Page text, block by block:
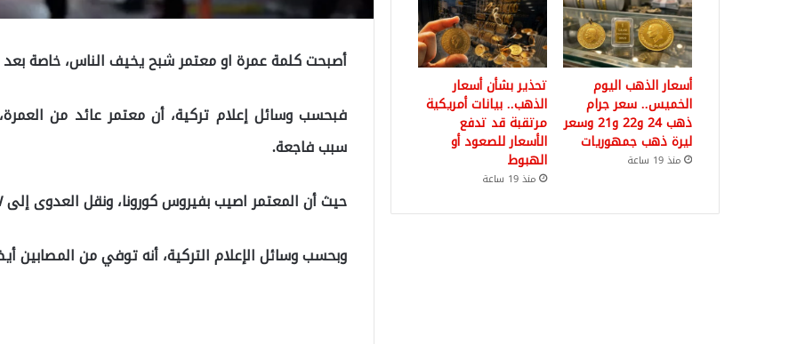
أصبحت كلمة عمرة او معتمر شبح يخيف الناس، خاصة
فبحسب وسائل إعلام تركية، أن معتمر عائد من
سبب فاجعة.
حيث أن المعتمر اصيب بفيروس كورونا، ونقل العدوى إلى ٢٥٧ شخصاً معظمهم من أقربائه ومعارفه.
وبحسب وسائل الإعلام التركية، أنه توفي من المصابين أيضاً ٥ أشخاص ومنهم والد المعتمر وعمه
أسعار الذهب اليوم
الخميس.. سعر جرام
ذهب 24 و22 و21 وسعر
ليرة ذهب جمهوريات
منذ 19 ساعة
تحذير بشأن أسعار
الذهب.. بيانات أمريكية
مرتقبة قد تدفع
الأسعار للصعود أو
الهبوط
منذ 19 ساعة